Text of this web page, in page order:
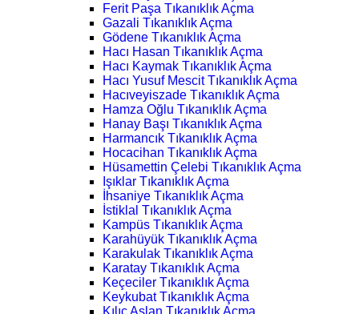
Ferit Paşa Tıkanıklık Açma
Gazali Tıkanıklık Açma
Gödene Tıkanıklık Açma
Hacı Hasan Tıkanıklık Açma
Hacı Kaymak Tıkanıklık Açma
Hacı Yusuf Mescit Tıkanıklık Açma
Hacıveyiszade Tıkanıklık Açma
Hamza Oğlu Tıkanıklık Açma
Hanay Başı Tıkanıklık Açma
Harmancık Tıkanıklık Açma
Hocacihan Tıkanıklık Açma
Hüsamettin Çelebi Tıkanıklık Açma
Işıklar Tıkanıklık Açma
İhsaniye Tıkanıklık Açma
İstiklal Tıkanıklık Açma
Kampüs Tıkanıklık Açma
Karahüyük Tıkanıklık Açma
Karakulak Tıkanıklık Açma
Karatay Tıkanıklık Açma
Keçeciler Tıkanıklık Açma
Keykubat Tıkanıklık Açma